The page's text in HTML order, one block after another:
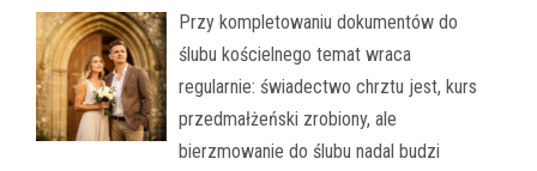
Przy kompletowaniu dokumentów do
ślubu kościelnego temat wraca
regularnie: świadectwo chrztu jest, kurs
przedmałżeński zrobiony, ale
bierzmowanie do ślubu nadal budzi